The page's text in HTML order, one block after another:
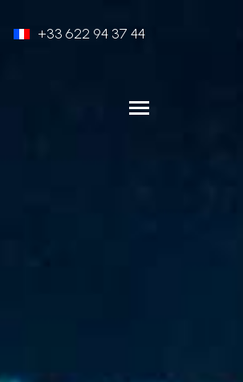
+33 622 94 37 44